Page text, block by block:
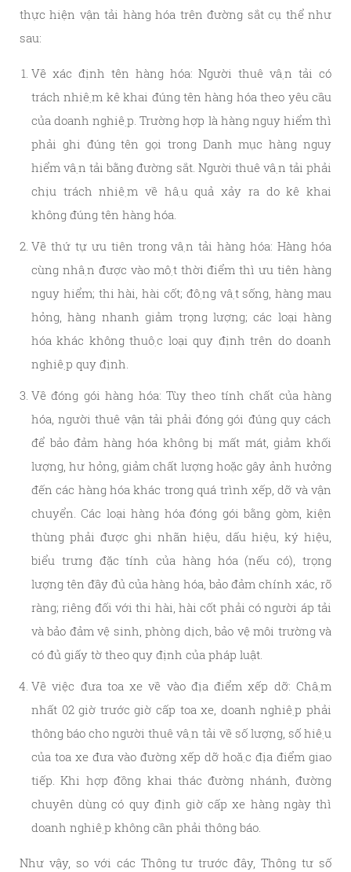
thực hiện vận tải hàng hóa trên đường sắt cụ thể như
sau:
Về xác định tên hàng hóa: Người thuê vận tải có
trách nhiệm kê khai đúng tên hàng hóa theo yêu cầu
của doanh nghiệp. Trường hợp là hàng nguy hiểm thì
phải ghi đúng tên gọi trong Danh mục hàng nguy
hiểm vận tải bằng đường sắt. Người thuê vận tải phải
chịu trách nhiệm về hậu quả xảy ra do kê khai
không đúng tên hàng hóa.
Về thứ tự ưu tiên trong vận tải hàng hóa: Hàng hóa
cùng nhận được vào một thời điểm thì ưu tiên hàng
nguy hiểm; thi hài, hài cốt; động vật sống, hàng mau
hỏng, hàng nhanh giảm trọng lượng; các loại hàng
hóa khác không thuộc loại quy định trên do doanh
nghiệp quy định.
Về đóng gói hàng hóa: Tùy theo tính chất của hàng
hóa, người thuê vận tải phải đóng gói đúng quy cách
để bảo đảm hàng hóa không bị mất mát, giảm khối
lượng, hư hỏng, giảm chất lượng hoặc gây ảnh hưởng
đến các hàng hóa khác trong quá trình xếp, dỡ và vận
chuyển. Các loại hàng hóa đóng gói bằng gòm, kiện
thùng phải được ghi nhãn hiệu, dấu hiệu, ký hiệu,
biểu trưng đặc tính của hàng hóa (nếu có), trọng
lượng tên đầy đủ của hàng hóa, bảo đảm chính xác, rõ
ràng; riêng đối với thi hài, hài cốt phải có người áp tải
và bảo đảm vệ sinh, phòng dịch, bảo vệ môi trường và
có đủ giấy tờ theo quy định của pháp luật.
Về việc đưa toa xe về vào địa điểm xếp dỡ: Chậm
nhất 02 giờ trước giờ cấp toa xe, doanh nghiệp phải
thông báo cho người thuê vận tải về số lượng, số hiệu
của toa xe đưa vào đường xếp dỡ hoặc địa điểm giao
tiếp. Khi hợp đồng khai thác đường nhánh, đường
chuyên dùng có quy định giờ cấp xe hàng ngày thì
doanh nghiệp không cần phải thông báo.
Như vậy, so với các Thông tư trước đây, Thông tư số